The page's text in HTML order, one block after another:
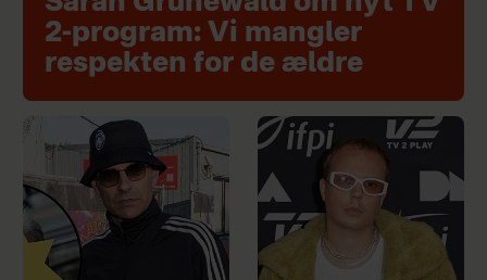
2-program: Vi mangler
respekten for de ældre